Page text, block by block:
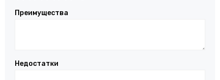
Преимущества
Недостатки